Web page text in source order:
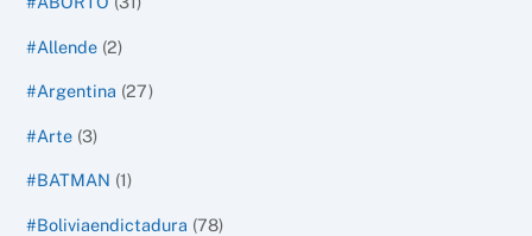
#Allende (2)
#Argentina (27)
#Arte (3)
#BATMAN (1)
#Boliviaendictadura (78)